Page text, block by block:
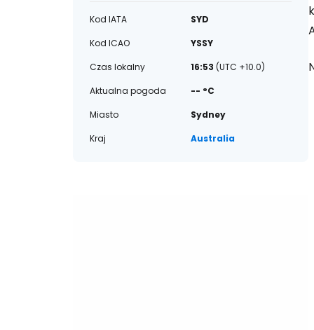
Kod IATA
SYD
Kod ICAO
YSSY
Czas lokalny
16:53 (UTC +10.0)
Aktualna pogoda
-- °C
Miasto
Sydney
Kraj
Australia